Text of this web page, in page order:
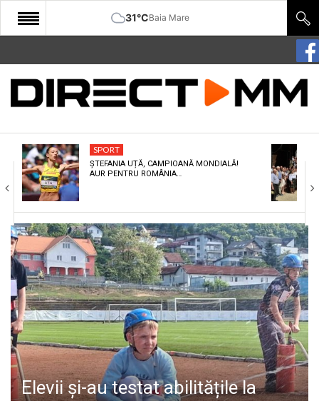
31°CBaia Mare
START
COMUNITATE
CULTURA
ECONOMIE
SANATATE
SPORT
SPECIAL
POLITIC
LIFE
SPORT
ȘTEFANIA UȚĂ, CAMPIOANĂ MONDIALĂ!
AUR PENTRU ROMÂNIA…
Elevii și-au testat abilitățile la